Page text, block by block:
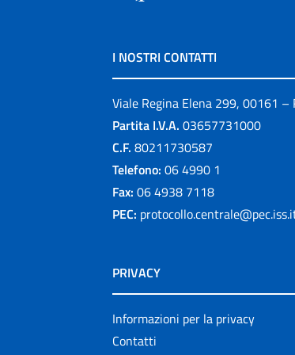
I NOSTRI CONTATTI
Viale Regina Elena 299, 00161 –
Partita I.V.A. 03657731000
C.F. 80211730587
Telefono: 06 4990 1
Fax: 06 4938 7118
PEC:
PRIVACY
Informazioni per la privacy
Contatti